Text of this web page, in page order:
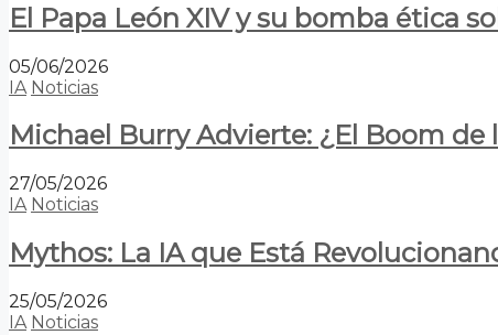
El Papa León XIV y su bomba ética
05/06/2026
IA Noticias
Michael Burry Advierte: ¿El Boom
27/05/2026
IA Noticias
Mythos: La IA que Está
25/05/2026
IA Noticias